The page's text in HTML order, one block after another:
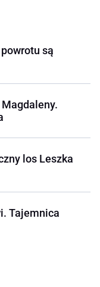
są
los Leszka
Tajemnica